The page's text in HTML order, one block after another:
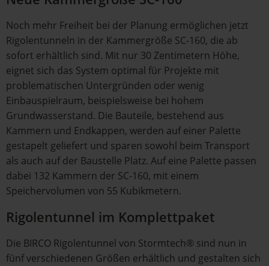
Noch mehr Freiheit bei der Planung ermöglichen jetzt
Rigolentunneln in der Kammergröße SC-160, die ab
sofort erhältlich sind. Mit nur 30 Zentimetern Höhe,
eignet sich das System optimal für Projekte mit
problematischen Untergründen oder wenig
Einbauspielraum, beispielsweise bei hohem
Grundwasserstand. Die Bauteile, bestehend aus
Kammern und Endkappen, werden auf einer Palette
gestapelt geliefert und sparen sowohl beim Transport
als auch auf der Baustelle Platz. Auf eine Palette passen
dabei 132 Kammern der SC-160, mit einem
Speichervolumen von 55 Kubikmetern.
Rigolentunnel im Komplettpaket
Die BIRCO Rigolentunnel von Stormtech® sind nun in
fünf verschiedenen Größen erhältlich und gestalten sich